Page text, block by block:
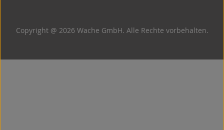
Copyright @ 2026 Wache GmbH. Alle Rechte vorbehalten.